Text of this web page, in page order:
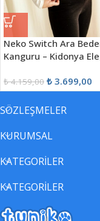
Neko Switch Ara
Kanguru – Kidonya
₺4.159,00 ₺ 3.699,00
SÖZLEŞMELER
KURUMSAL
KATEGORİLER
KATEGORİLER